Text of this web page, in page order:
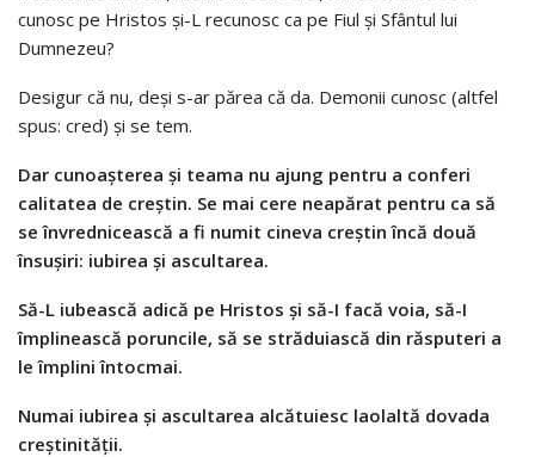
cunosc pe Hristos şi-L recunosc ca pe Fiul şi Sfântul lui
Dumnezeu?
Desigur că nu, deşi s-ar părea că da. Demonii cunosc (altfel
spus: cred) şi se tem.
Dar cunoaşterea şi teama nu ajung pentru a conferi
calitatea de creştin. Se mai cere neapărat pentru ca să
se învrednicească a fi numit cineva creştin încă două
însuşiri: iubirea şi ascultarea.
Să-L iubească adică pe Hristos şi să-I facă voia, să-I
împlinească poruncile, să se străduiască din răsputeri a
le împlini întocmai.
Numai iubirea şi ascultarea alcătuiesc laolaltă dovada
creştinităţii.